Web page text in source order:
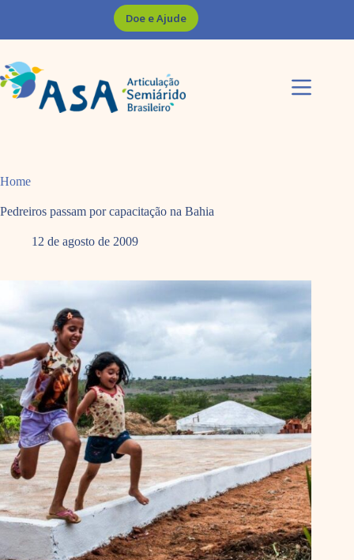
Doe e Ajude
Home
Pedreiros passam por capacitação na Bahia
12 de agosto de 2009